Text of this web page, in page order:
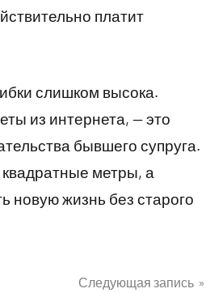
платит
слишком высока.
из интернета, — это
бывшего супруга.
метры, а
новую жизнь без старого
Следующая запись